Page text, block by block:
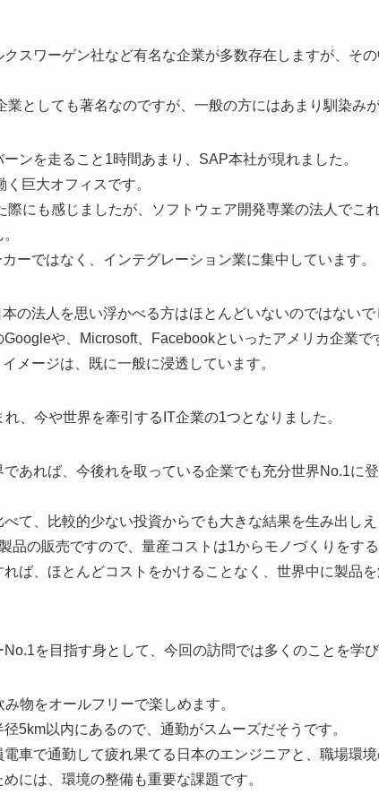
クスワーゲン社など有名な企業が多数存在しますが、そ
としても著名なのですが、一般の方にはあまり馴染み
ンを走ること1時間あまり、SAP本社が現れました。
巨大オフィスです。
際にも感じましたが、ソフトウェア開発専業の法人でこ
ーではなく、インテグレーション業に集中しています。
の法人を思い浮かべる方はほとんどいないのではない
や、Microsoft、Facebookといったアメリカ企業で
メージは、既に一般に浸透しています。
、今や世界を牽引するIT企業の1つとなりました。
あれば、今後れを取っている企業でも充分世界No.1に
て、比較的少ない投資からでも大きな結果を生み出し
品の販売ですので、量産コストは1からモノづくりをす
ば、ほとんどコストをかけることなく、世界中に製品
を目指す身として、今回の訪問では多くのことを学
物をオールフリーで楽しめます。
5km以内にあるので、通勤がスムーズだそうです。
車で通勤して疲れ果てる日本のエンジニアと、職場環
には、環境の整備も重要な課題です。